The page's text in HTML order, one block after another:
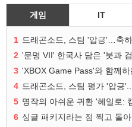
게임 IT
1 드래곤소드, 스팀 '압긍'…축
2 '문명 VII' 한국사 담은 '붓과
3 'XBOX Game Pass'와 함께
4 드래곤소드, 스팀 평가 '압긍
5 명작의 아쉬운 귀환 '헤일로:
6 싱글 패키지라는 점 찍고 돌